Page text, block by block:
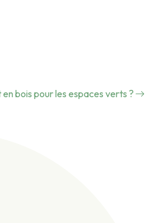
bois pour les espaces verts ?